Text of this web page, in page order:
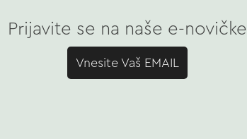
Prijavite se na naše e-novičke
Vnesite Vaš EMAIL